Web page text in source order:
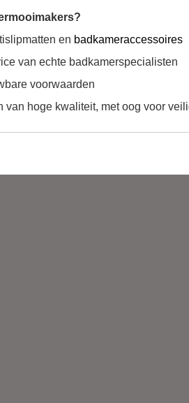
en badkameraccessoires
van echte badkamerspecialisten
voorwaarden
van hoge kwaliteit, met oog voor